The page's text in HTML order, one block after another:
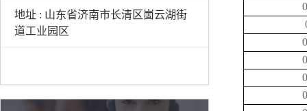
地址 : 山东省济南市长清区崮云湖街
道工业园区